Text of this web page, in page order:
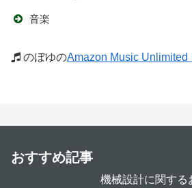
音楽
のぼゆのAmazon Music Unlimited
おすすめ記事
機械設計に関する